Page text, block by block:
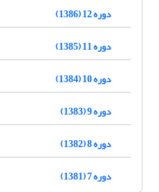
دوره 12 (1386)
دوره 11 (1385)
دوره 10 (1384)
دوره 9 (1383)
دوره 8 (1382)
دوره 7 (1381)